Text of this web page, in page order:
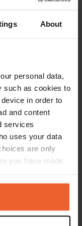
About
personal data,
such as cookies to
in order to
and content
services
uses your data
are only
you have made
by clicking on
Copie
PRO+